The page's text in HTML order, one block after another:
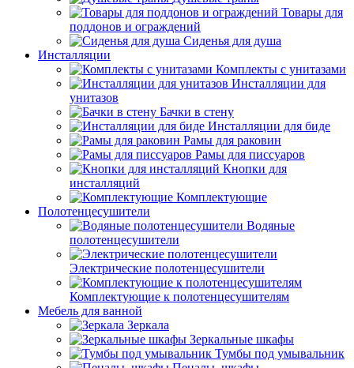
Товары для
поддонов и ограждений
Сиденья для душа
Инсталляции
Комплекты с унитазами
Инсталляции для
унитазов
Бачки в стену
Инсталляции для биде
Рамы для раковин
Рамы для писсуаров
Кнопки для
инсталляций
Комплектующие
Полотенцесушители
Водяные
полотенцесушители
Электрические полотенцесушители
Комплектующие к полотенцесушителям
Мебель для ванной
Зеркала
Зеркальные шкафы
Тумбы под умывальник